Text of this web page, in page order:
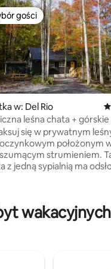
na 5, liczba recenzji: 248
gości
gości
w: Del Rio
leśna chata +
się w prywatnym
położonym
strumieniem.
z jedną sypialnią ma
na zewnątrz tworzą
miejsce, w którym